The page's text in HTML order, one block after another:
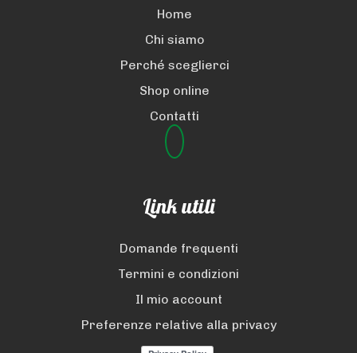
Home
Chi siamo
Perché sceglierci
Shop online
Contatti
Link utili
Domande frequenti
Termini e condizioni
Il mio account
Preferenze relative alla privacy